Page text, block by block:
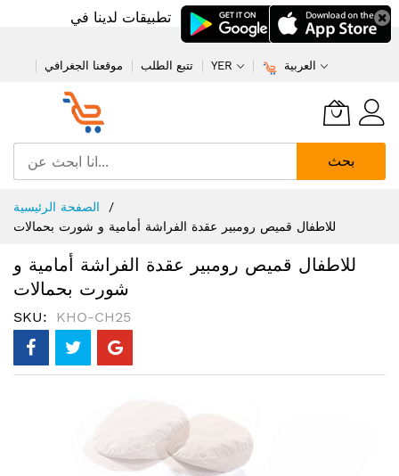
تطبيقات لدينا في
موقعنا الجغرافي تتبع الطلب YER العربية
بحث
إلى
المحتوى
الصفحة الرئيسية
للاطفال قميص رومبير عقدة الفراشة أمامية و شورت بحمالات
للاطفال قميص رومبير عقدة الفراشة أمامية و
شورت بحمالات
SKU KHO-CH25